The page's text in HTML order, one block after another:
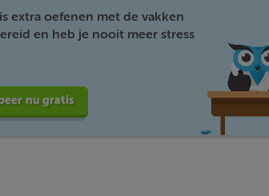
extra oefenen met de vakken
en heb je nooit meer stress
nu gratis